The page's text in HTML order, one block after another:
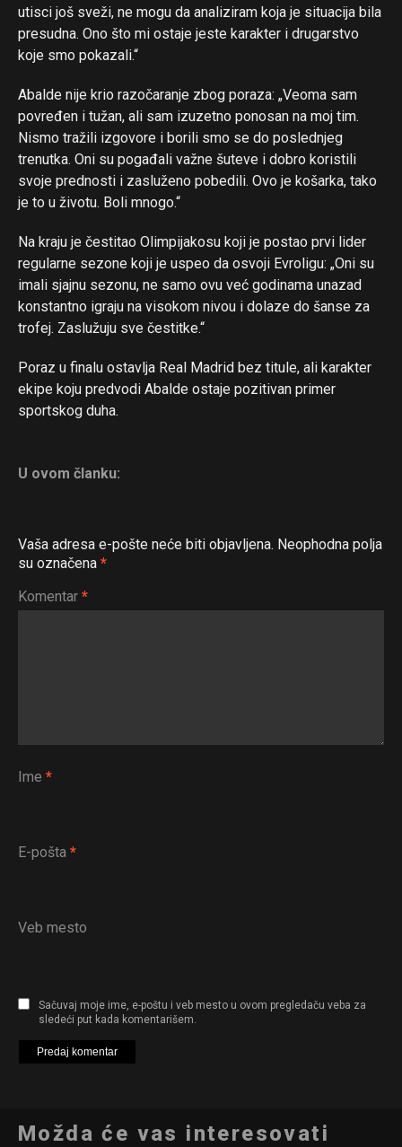
utisci još sveži, ne mogu da analiziram koja je situacija bila
presudna. Ono što mi ostaje jeste karakter i drugarstvo
koje smo pokazali.“
Abalde nije krio razočaranje zbog poraza: „Veoma sam
povređen i tužan, ali sam izuzetno ponosan na moj tim.
Nismo tražili izgovore i borili smo se do poslednjeg
trenutka. Oni su pogađali važne šuteve i dobro koristili
svoje prednosti i zasluženo pobedili. Ovo je košarka, tako
je to u životu. Boli mnogo.“
Na kraju je čestitao Olimpijakosu koji je postao prvi lider
regularne sezone koji je uspeo da osvoji Evroligu: „Oni su
imali sjajnu sezonu, ne samo ovu već godinama unazad
konstantno igraju na visokom nivou i dolaze do šanse za
trofej. Zaslužuju sve čestitke.“
Poraz u finalu ostavlja Real Madrid bez titule, ali karakter
ekipe koju predvodi Abalde ostaje pozitivan primer
sportskog duha.
U ovom članku:
Vaša adresa e-pošte neće biti objavljena. Neophodna polja
su označena *
Komentar *
Ime *
E-pošta *
Veb mesto
Sačuvaj moje ime, e-poštu i veb mesto u ovom pregledaču veba za
sledeći put kada komentarišem.
Možda će vas interesovati